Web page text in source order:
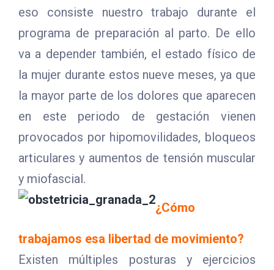
eso consiste nuestro trabajo durante el
programa de preparación al parto. De ello
va a depender también, el estado físico de
la mujer durante estos nueve meses, ya que
la mayor parte de los dolores que aparecen
en este periodo de gestación vienen
provocados por hipomovilidades, bloqueos
articulares y aumentos de tensión muscular
y miofascial.
¿Cómo
trabajamos esa libertad de movimiento?
Existen múltiples posturas y ejercicios